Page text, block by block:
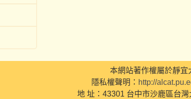
本網站著作權屬於靜宜
隱私權聲明： http://
地 址：43301 台中市沙鹿區台